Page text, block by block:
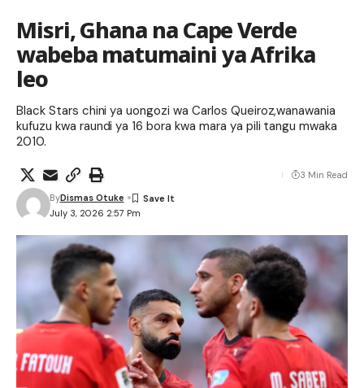
Misri, Ghana na Cape Verde
wabeba matumaini ya Afrika
leo
Black Stars chini ya uongozi wa Carlos Queiroz,wanawania
kufuzu kwa raundi ya 16 bora kwa mara ya pili tangu mwaka
2010.
July 3, 2026 2:57 Pm
ByDismas Otuke
3 Min Read